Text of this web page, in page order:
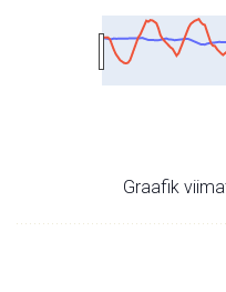
Graafik